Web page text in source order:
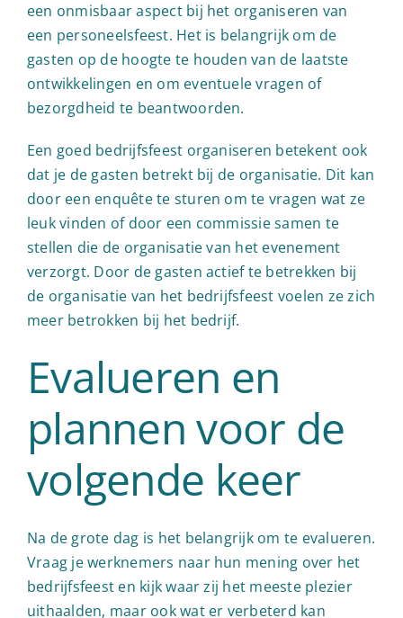
een onmisbaar aspect bij het organiseren van
een personeelsfeest. Het is belangrijk om de
gasten op de hoogte te houden van de laatste
ontwikkelingen en om eventuele vragen of
bezorgdheid te beantwoorden.
Een goed bedrijfsfeest organiseren betekent ook
dat je de gasten betrekt bij de organisatie. Dit kan
door een enquête te sturen om te vragen wat ze
leuk vinden of door een commissie samen te
stellen die de organisatie van het evenement
verzorgt. Door de gasten actief te betrekken bij
de organisatie van het bedrijfsfeest voelen ze zich
meer betrokken bij het bedrijf.
Evalueren en
plannen voor de
volgende keer
Na de grote dag is het belangrijk om te evalueren.
Vraag je werknemers naar hun mening over het
bedrijfsfeest en kijk waar zij het meeste plezier
uithaalden, maar ook wat er verbeterd kan